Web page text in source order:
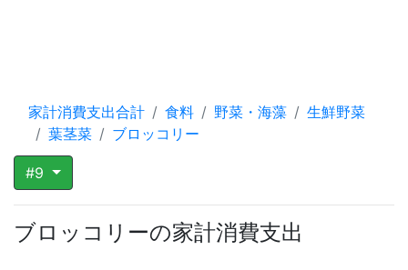
家計消費支出合計 食料 野菜・海藻
生鮮野菜
葉茎菜
ブロッコリー
#9
ブロッコリーの家計消費支出